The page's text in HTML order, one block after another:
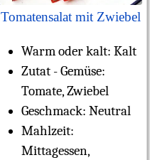
Tomatensalat mit Zwiebel
Warm oder kalt: Kalt
Zutat - Gemüse:
Tomate, Zwiebel
Geschmack: Neutral
Mahlzeit:
Mittagessen,